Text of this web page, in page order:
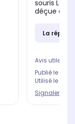
souris
déçue car
La
Avis utile ?
Publié le
Utilisé le
Signaler un